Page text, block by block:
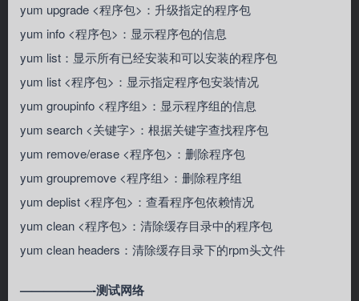
yum upgrade <程序包>：升级指定的程序包
yum info <程序包>：显示程序包的信息
yum list：显示所有已经安装和可以安装的程序包
yum list <程序包>：显示指定程序包安装情况
yum groupinfo <程序组>：显示程序组的信息
yum search <关键字>：根据关键字查找程序包
yum remove/erase <程序包>：删除程序包
yum groupremove <程序组>：删除程序组
yum deplist <程序包>：查看程序包依赖情况
yum clean <程序包>：清除缓存目录中的程序包
yum clean headers：清除缓存目录下的rpm头文件
——————-测试网络